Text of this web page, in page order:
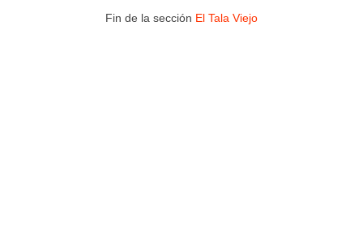
Fin de la sección El Tala Viejo